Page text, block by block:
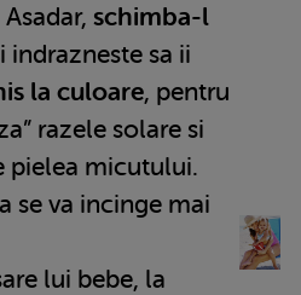
Asadar, schimba-l
indrazneste sa ii
la culoare, pentru
razele solare si
pielea micutului.
se va incinge mai
lui bebe, la